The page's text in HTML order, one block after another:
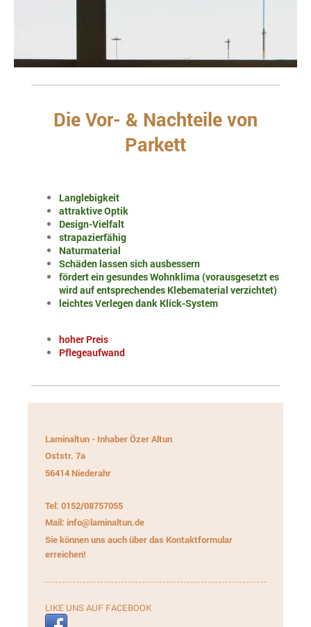
Die Vor- & Nachteile von
Parkett
Langlebigkeit
attraktive Optik
Design-Vielfalt
strapazierfähig
Naturmaterial
Schäden lassen sich ausbessern
fördert ein gesundes Wohnklima (vorausgesetzt es
wird auf entsprechendes Klebematerial verzichtet)
leichtes Verlegen dank Klick-System
hoher Preis
Pflegeaufwand
Laminaltun - Inhaber Özer Altun
Oststr. 7a
56414 Niederahr
Tel: 0152/08757055
Mail: info@laminaltun.de
Sie können uns auch über das Kontaktformular
erreichen!
LIKE UNS AUF FACEBOOK